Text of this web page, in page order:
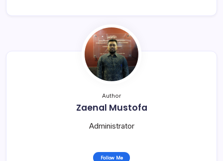
Author
Zaenal Mustofa
Administrator
Follow Me